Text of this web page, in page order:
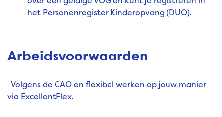
het Personenregister Kinderopvang (DUO).
Arbeidsvoorwaarden
Volgens de CAO en flexibel werken op jouw manier
via ExcellentFlex.